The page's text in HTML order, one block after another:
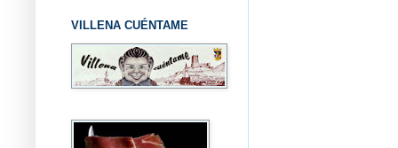
VILLENA CUÉNTAME